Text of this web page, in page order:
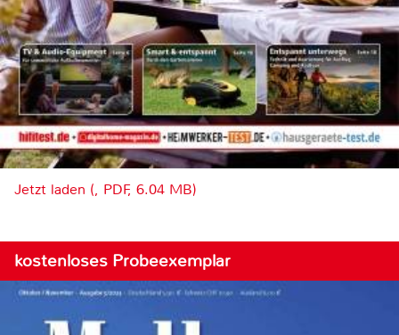
Jetzt laden (, PDF, 6.04 MB)
kostenloses Probeexemplar